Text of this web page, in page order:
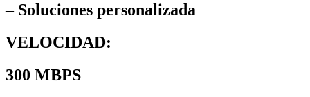
– Soluciones personalizada
VELOCIDAD:
300 MBPS